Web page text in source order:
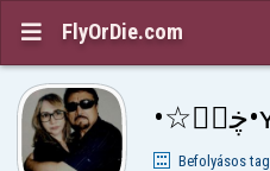
 FlyOrDie.com
Befolyásos tag